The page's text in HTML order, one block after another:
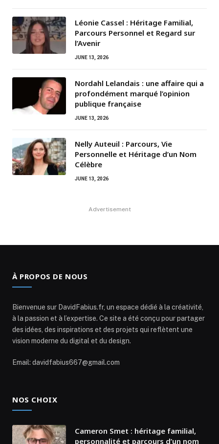
Léonie Cassel : Héritage Familial,
Parcours Personnel et Regard sur
l’Avenir
JUNE 13, 2026
Nordahl Lelandais : une affaire qui a
profondément marqué l’opinion
publique française
JUNE 13, 2026
Nelly Auteuil : Parcours, Vie
Personnelle et Héritage d’un Nom
Célèbre
JUNE 13, 2026
Advertisement
À PROPOS DE NOUS
Bienvenue sur DavidFabius.fr, un espace dédié à la créativité,
à la passion et à l’expertise. Ce site a été conçu pour partager
des idées, des inspirations et des projets qui reflètent une
vision moderne du digital et du design.
Email: davidfabius667@gmail.com
NOS CHOIX
Cameron Smet : héritage familial,
personnalité et parcours d’un nom